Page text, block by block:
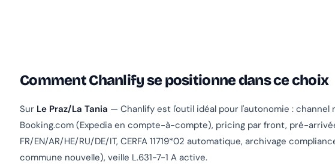
Comment Chanlify se positionne dans ce choix
Sur Le Praz/La Tania — Chanlify est l'outil idéal pour l'autonomie : channel
Booking.com (Expedia en compte-à-compte), pricing par front, pré-
FR/EN/AR/HE/RU/DE/IT, CERFA 11719*02 automatique, archivage
commune nouvelle), veille L.631-7-1 A active.